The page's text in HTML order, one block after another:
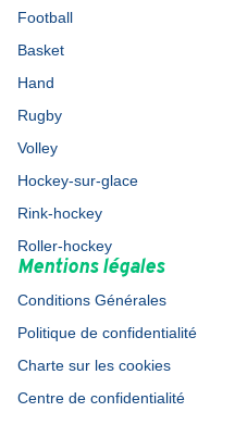
Football
Basket
Hand
Rugby
Volley
Hockey-sur-glace
Rink-hockey
Roller-hockey
Mentions légales
Conditions Générales
Politique de confidentialité
Charte sur les cookies
Centre de confidentialité